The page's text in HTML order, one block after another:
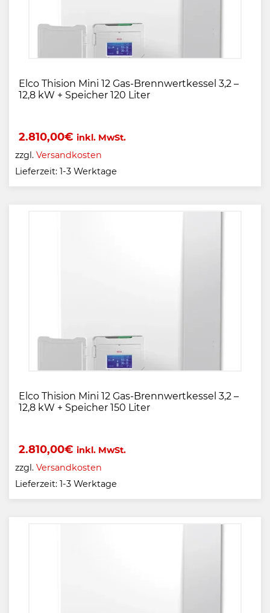
Elco Thision Mini 12 Gas-Brennwertkessel 3,2 –
12,8 kW + Speicher 120 Liter
2.810,00€ inkl. MwSt.
zzgl. Versandkosten
Lieferzeit: 1-3 Werktage
Elco Thision Mini 12 Gas-Brennwertkessel 3,2 –
12,8 kW + Speicher 150 Liter
2.810,00€ inkl. MwSt.
zzgl. Versandkosten
Lieferzeit: 1-3 Werktage